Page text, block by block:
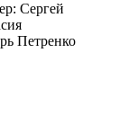
Сергей
Петренко